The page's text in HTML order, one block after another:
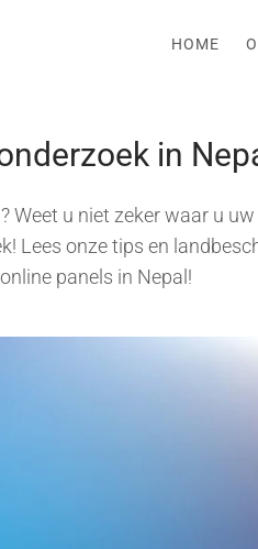
HOME
in
? Weet u niet zeker waar u
Lees onze tips en
panels in Nepal!